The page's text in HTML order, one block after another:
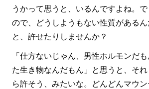
うかって思うと、いるんですよね。
ので、どうしようもない性質がある
と、許せたりしませんか？
「仕方ないじゃん、男性ホルモンだ
た生き物なんだもん」と思うと、そ
ら許そう、みたいな。どんどんマウン